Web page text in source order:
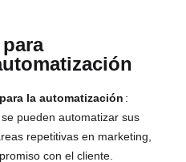
la automatización :
pueden automatizar sus
repetitivas en marketing,
con el cliente.